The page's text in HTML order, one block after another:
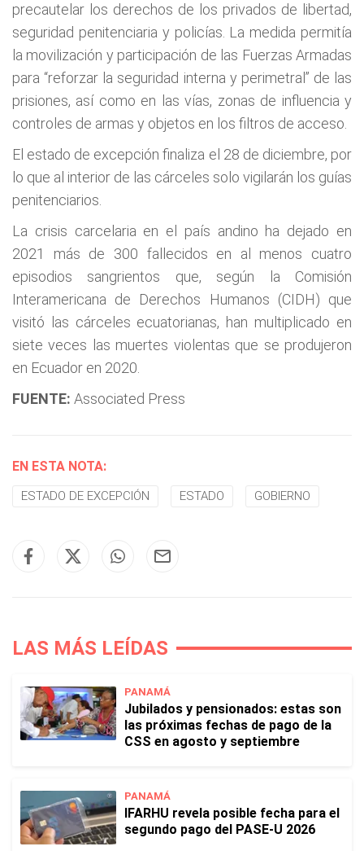
precautelar los derechos de los privados de libertad,
seguridad penitenciaria y policías. La medida permitía
la movilización y participación de las Fuerzas Armadas
para “reforzar la seguridad interna y perimetral” de las
prisiones, así como en las vías, zonas de influencia y
controles de armas y objetos en los filtros de acceso.
El estado de excepción finaliza el 28 de diciembre, por
lo que al interior de las cárceles solo vigilarán los guías
penitenciarios.
La crisis carcelaria en el país andino ha dejado en
2021 más de 300 fallecidos en al menos cuatro
episodios sangrientos que, según la Comisión
Interamericana de Derechos Humanos (CIDH) que
visitó las cárceles ecuatorianas, han multiplicado en
siete veces las muertes violentas que se produjeron
en Ecuador en 2020.
FUENTE: Associated Press
EN ESTA NOTA:
ESTADO DE EXCEPCIÓN ESTADO GOBIERNO
LAS MÁS LEÍDAS
PANAMÁ
Jubilados y pensionados: estas son
las próximas fechas de pago de la
CSS en agosto y septiembre
PANAMÁ
IFARHU revela posible fecha para el
segundo pago del PASE-U 2026